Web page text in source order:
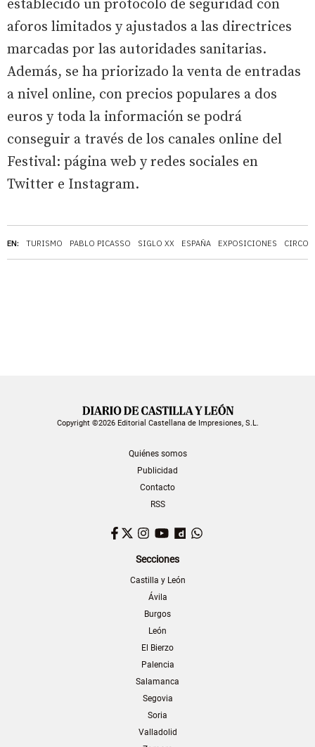
EN: TURISMO PABLO PICASSO SIGLO XX ESPAÑA EXPOSICIONES CIRCO
establecido un protocolo de seguridad con
aforos limitados y ajustados a las directrices
marcadas por las autoridades sanitarias.
Además, se ha priorizado la venta de entradas
a nivel online, con precios populares a dos
euros y toda la información se podrá
conseguir a través de los canales online del
Festival: página web y redes sociales en
Twitter e Instagram.
Copyright ©2026 Editorial Castellana de Impresiones, S.L.
Quiénes somos
Publicidad
Contacto
RSS
Facebook
TwitterInstagram
YouTubeDailymotion
Secciones
Castilla y León
Ávila
Burgos
León
El Bierzo
Palencia
Salamanca
Segovia
Soria
Valladolid